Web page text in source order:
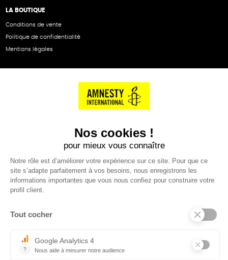
LA BOUTIQUE
Conditions de vente
Politique de confidentialité
Mentions légales
Nous contacter
Renvoyer des articles